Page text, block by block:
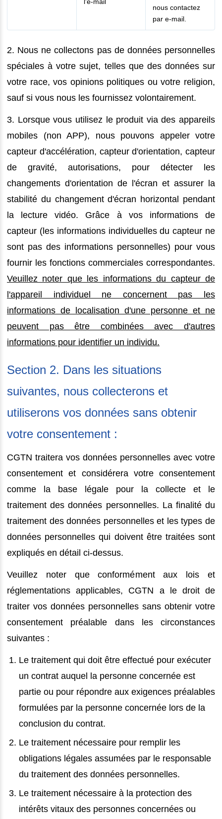
nous contactez
par e-mail.
2. Nous ne collectons pas de données personnelles
spéciales à votre sujet, telles que des données sur
votre race, vos opinions politiques ou votre religion,
sauf si vous nous les fournissez volontairement.
3. Lorsque vous utilisez le produit via des appareils
mobiles (non APP), nous pouvons appeler votre
capteur d'accélération, capteur d'orientation, capteur
de gravité, autorisations, pour détecter les
changements d'orientation de l'écran et assurer la
stabilité du changement d'écran horizontal pendant
la lecture vidéo. Grâce à vos informations de
capteur (les informations individuelles du capteur ne
sont pas des informations personnelles) pour vous
fournir les fonctions commerciales correspondantes.
Veuillez noter que les informations du capteur de
l'appareil individuel ne concernent pas les
informations de localisation d'une personne et ne
peuvent pas être combinées avec d'autres
informations pour identifier un individu.
Section 2. Dans les situations
suivantes, nous collecterons et
utiliserons vos données sans obtenir
votre consentement :
CGTN traitera vos données personnelles avec votre
consentement et considérera votre consentement
comme la base légale pour la collecte et le
traitement des données personnelles. La finalité du
traitement des données personnelles et les types de
données personnelles qui doivent être traitées sont
expliqués en détail ci-dessus.
Veuillez noter que conformément aux lois et
réglementations applicables, CGTN a le droit de
traiter vos données personnelles sans obtenir votre
consentement préalable dans les circonstances
suivantes :
Le traitement qui doit être effectué pour exécuter
un contrat auquel la personne concernée est
partie ou pour répondre aux exigences préalables
formulées par la personne concernée lors de la
conclusion du contrat.
Le traitement nécessaire pour remplir les
obligations légales assumées par le responsable
du traitement des données personnelles.
Le traitement nécessaire à la protection des
intérêts vitaux des personnes concernées ou